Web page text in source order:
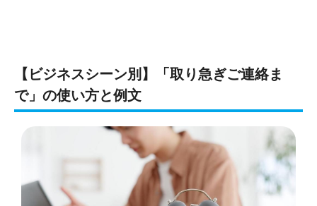
【ビジネスシーン別】「取り急ぎご連絡ま
で」の使い方と例文